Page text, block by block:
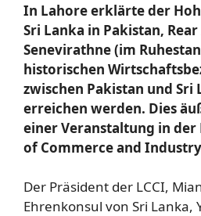
In Lahore erklärte der
Sri Lanka in Pakistan,
Senevirathne (im
historischen
zwischen Pakistan und Sri
erreichen werden. Dies
einer Veranstaltung in der
of Commerce and
Der Präsident der LCCI,
Ehrenkonsul von Sri Lanka,